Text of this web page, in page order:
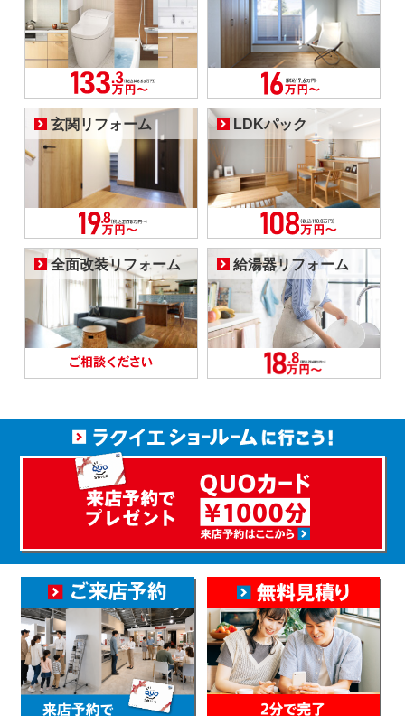
玄関リフォーム LDKパック
全面改装リフォーム 給湯器リフォーム